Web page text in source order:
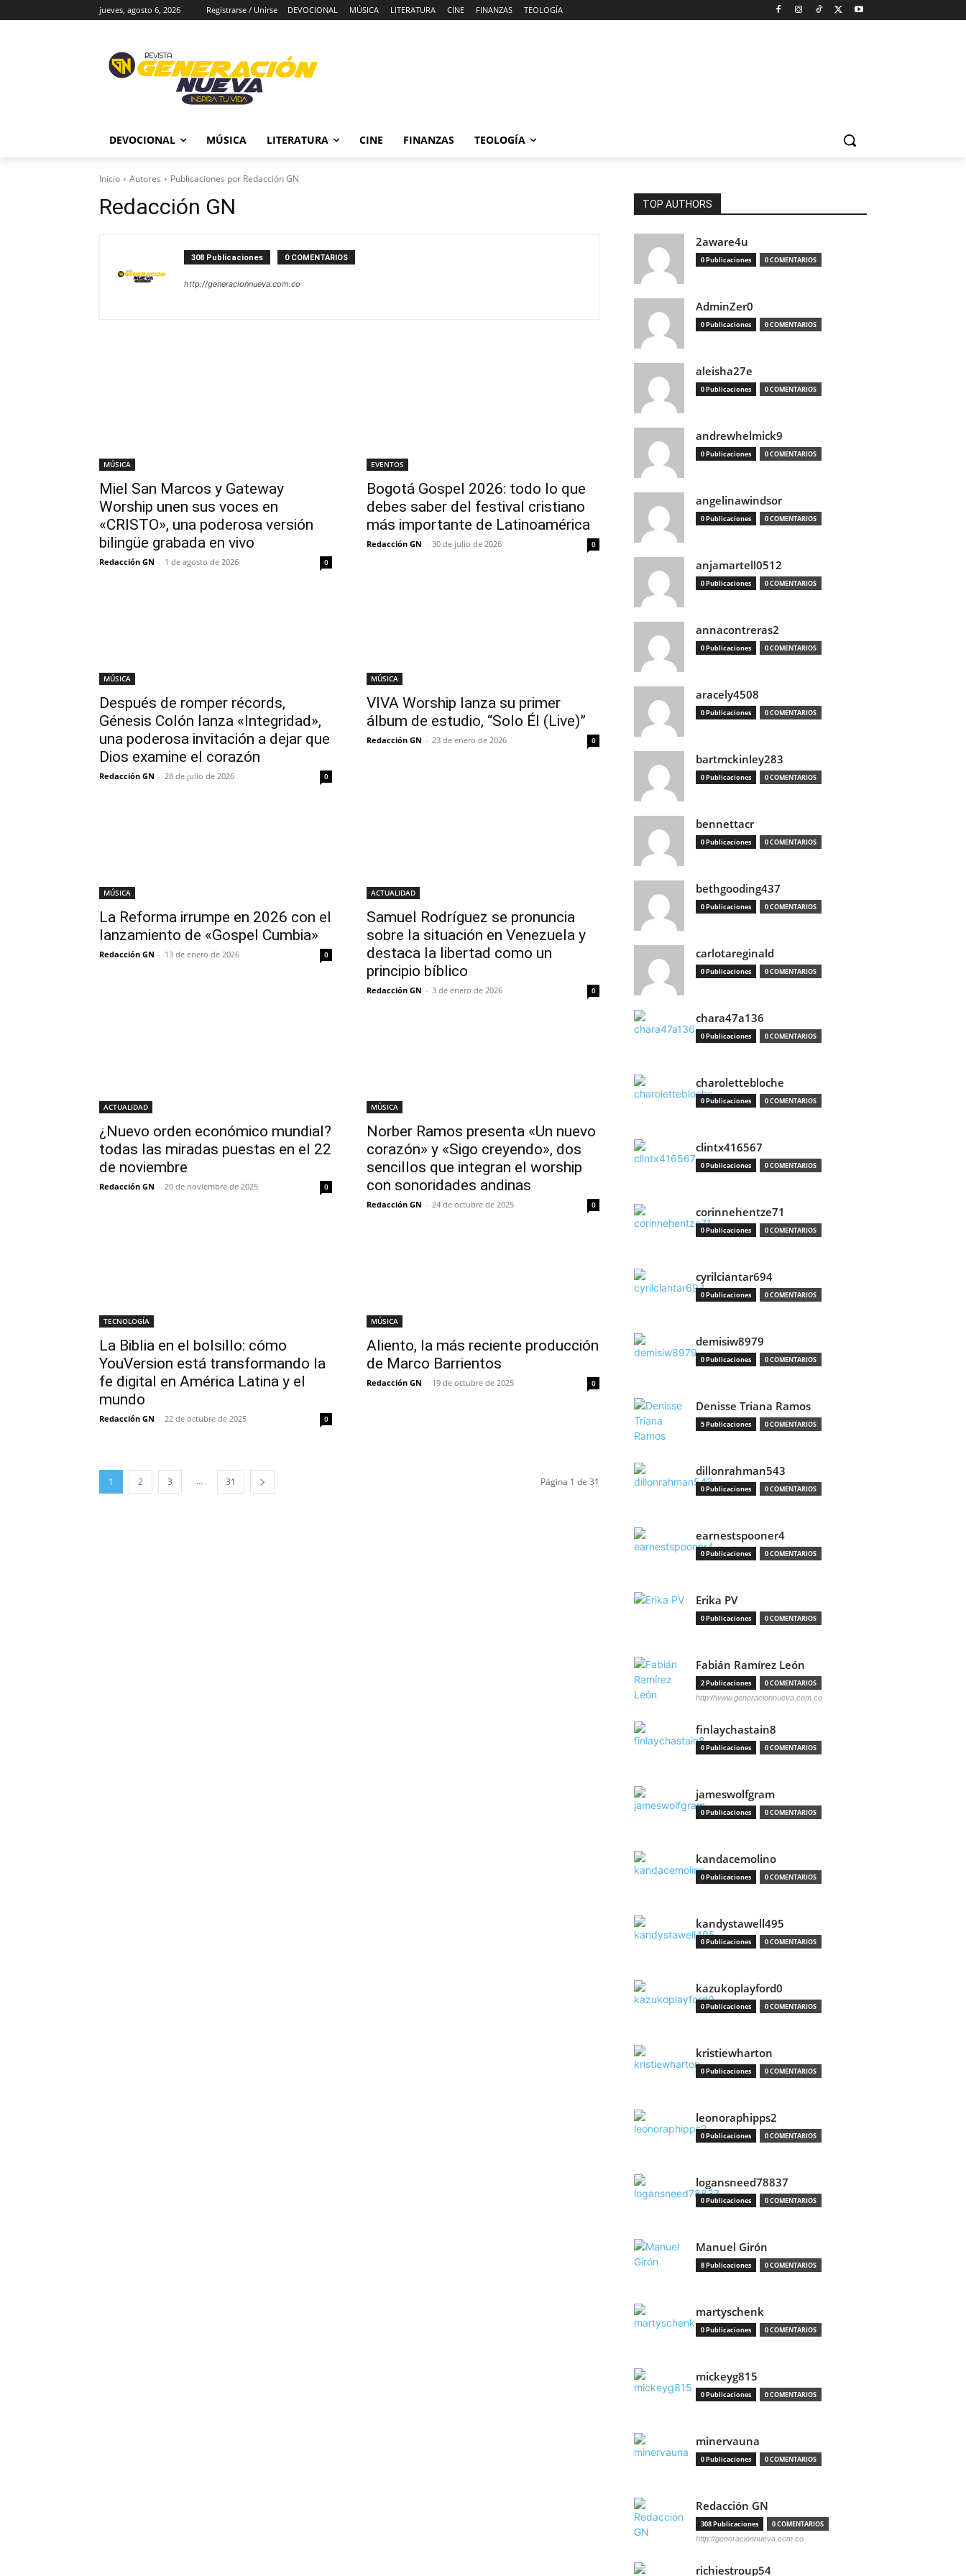
jueves, agosto 6, 2026 Registrarse / Unirse DEVOCIONAL MÚSICA LITERATURA CINE FINANZAS TEOLOGÍA
DEVOCIONAL MÚSICA LITERATURA CINE FINANZAS TEOLOGÍA
Inicio Autores Publicaciones por Redacción GN
Redacción GN
308 Publicaciones 0 COMENTARIOS
http://generacionnueva.com.co
MÚSICA
Miel San Marcos y Gateway
Worship unen sus voces en
«CRISTO», una poderosa versión
bilingüe grabada en vivo
Redacción GN - 1 de agosto de 2026 0
EVENTOS
Bogotá Gospel 2026: todo lo que
debes saber del festival cristiano
más importante de Latinoamérica
Redacción GN - 30 de julio de 2026 0
MÚSICA
Después de romper récords,
Génesis Colón lanza «Integridad»,
una poderosa invitación a dejar que
Dios examine el corazón
Redacción GN - 28 de julio de 2026 0
MÚSICA
VIVA Worship lanza su primer
álbum de estudio, “Solo Él (Live)”
Redacción GN - 23 de enero de 2026 0
MÚSICA
La Reforma irrumpe en 2026 con el
lanzamiento de «Gospel Cumbia»
Redacción GN - 13 de enero de 2026 0
ACTUALIDAD
Samuel Rodríguez se pronuncia
sobre la situación en Venezuela y
destaca la libertad como un
principio bíblico
Redacción GN - 3 de enero de 2026 0
ACTUALIDAD
¿Nuevo orden económico mundial?
todas las miradas puestas en el 22
de noviembre
Redacción GN - 20 de noviembre de 2025 0
MÚSICA
Norber Ramos presenta «Un nuevo
corazón» y «Sigo creyendo», dos
sencillos que integran el worship
con sonoridades andinas
Redacción GN - 24 de octubre de 2025 0
TECNOLOGÍA
La Biblia en el bolsillo: cómo
YouVersion está transformando la
fe digital en América Latina y el
mundo
Redacción GN - 22 de octubre de 2025 0
MÚSICA
Aliento, la más reciente producción
de Marco Barrientos
Redacción GN - 19 de octubre de 2025 0
1 2 3 ... 31 Página 1 de 31
TOP AUTHORS
2aware4u
0 Publicaciones 0 COMENTARIOS
AdminZer0
0 Publicaciones 0 COMENTARIOS
aleisha27e
0 Publicaciones 0 COMENTARIOS
andrewhelmick9
0 Publicaciones 0 COMENTARIOS
angelinawindsor
0 Publicaciones 0 COMENTARIOS
anjamartell0512
0 Publicaciones 0 COMENTARIOS
annacontreras2
0 Publicaciones 0 COMENTARIOS
aracely4508
0 Publicaciones 0 COMENTARIOS
bartmckinley283
0 Publicaciones 0 COMENTARIOS
bennettacr
0 Publicaciones 0 COMENTARIOS
bethgooding437
0 Publicaciones 0 COMENTARIOS
carlotareginald
0 Publicaciones 0 COMENTARIOS
chara47a136
0 Publicaciones 0 COMENTARIOS
charolettebloche
0 Publicaciones 0 COMENTARIOS
clintx416567
0 Publicaciones 0 COMENTARIOS
corinnehentze71
0 Publicaciones 0 COMENTARIOS
cyrilciantar694
0 Publicaciones 0 COMENTARIOS
demisiw8979
0 Publicaciones 0 COMENTARIOS
Denisse Triana Ramos
5 Publicaciones 0 COMENTARIOS
dillonrahman543
0 Publicaciones 0 COMENTARIOS
earnestspooner4
0 Publicaciones 0 COMENTARIOS
Erika PV
0 Publicaciones 0 COMENTARIOS
Fabián Ramírez León
2 Publicaciones 0 COMENTARIOS
http://www.generacionnueva.com.co
finlaychastain8
0 Publicaciones 0 COMENTARIOS
jameswolfgram
0 Publicaciones 0 COMENTARIOS
kandacemolino
0 Publicaciones 0 COMENTARIOS
kandystawell495
0 Publicaciones 0 COMENTARIOS
kazukoplayford0
0 Publicaciones 0 COMENTARIOS
kristiewharton
0 Publicaciones 0 COMENTARIOS
leonoraphipps2
0 Publicaciones 0 COMENTARIOS
logansneed78837
0 Publicaciones 0 COMENTARIOS
Manuel Girón
8 Publicaciones 0 COMENTARIOS
martyschenk
0 Publicaciones 0 COMENTARIOS
mickeyg815
0 Publicaciones 0 COMENTARIOS
minervauna
0 Publicaciones 0 COMENTARIOS
Redacción GN
308 Publicaciones 0 COMENTARIOS
http://generacionnueva.com.co
richiestroup54